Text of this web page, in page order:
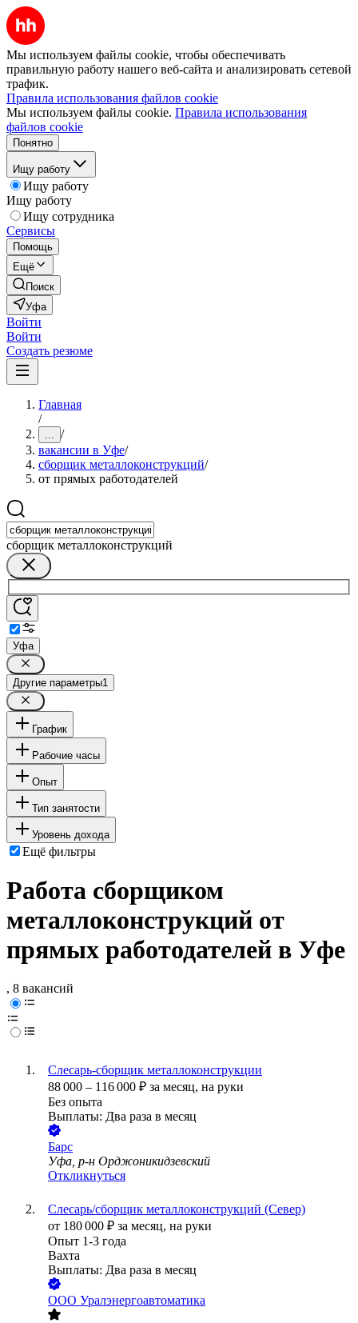
Мы используем файлы cookie, чтобы обеспечивать
правильную работу нашего веб-сайта и анализировать сетевой
трафик.
Правила использования файлов cookie
Мы используем файлы cookie. Правила использования
файлов cookie
Понятно
Ищу работу
Ищу работу
Ищу работу
Ищу сотрудника
Сервисы
Помощь
Ещё
Поиск
Уфа
Войти
Войти
Создать резюме
Главная
/
... /
вакансии в Уфе/
сборщик металлоконструкций/
от прямых работодателей
сборщик металлоконструкций
Уфа
Другие параметры1
График
Рабочие часы
Опыт
Тип занятости
Уровень дохода
Ещё фильтры
Работа сборщиком
металлоконструкций от
прямых работодателей в Уфе
, 8 вакансий
Слесарь-сборщик металлоконструкции
88 000 – 116 000 ₽ за месяц, на руки
Без опыта
Выплаты: Два раза в месяц
Барс
Уфа, р-н Орджоникидзевский
Откликнуться
Слесарь/сборщик металлоконструкций (Север)
от 180 000 ₽ за месяц, на руки
Опыт 1-3 года
Вахта
Выплаты: Два раза в месяц
ООО Уралэнергоавтоматика